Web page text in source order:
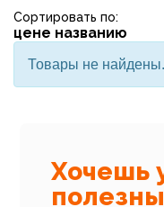
Сортировать по:
цене названию
Товары не найдены.
Хочешь